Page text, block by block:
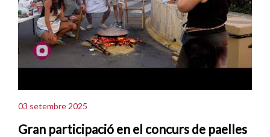
03 setembre 2025
Gran participació en el concurs de paelles